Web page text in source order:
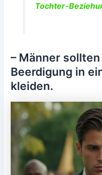
Tochter-
– Männer
Beerdigung in
kleiden.